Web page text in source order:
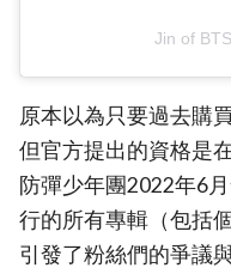
Jin of
原本以為只要過去購
但官方提出的資格是
防彈少年團2022年6
行的所有專輯（包括
引發了粉絲們的爭議